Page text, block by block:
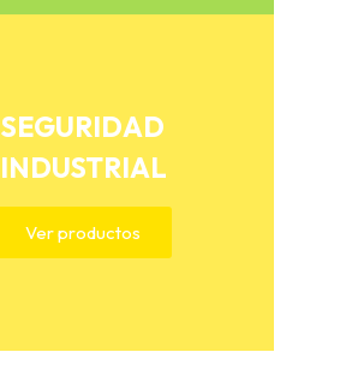
SEGURIDAD
INDUSTRIAL
Ver productos